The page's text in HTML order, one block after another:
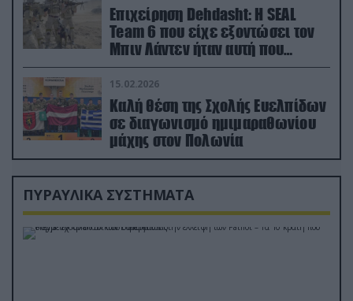
Επιχείρηση Dehdasht: Η SEAL
Team 6 που είχε εξοντώσει τον
Μπιν Λάντεν ήταν αυτή που
διέσωσε τον πιλότο του F-15
15.02.2026
Καλή θέση της Σχολής Ευελπίδων
σε διαγωνισμό ημιμαραθωνίου
μάχης στον Πολωνία
ΠΥΡΑΥΛΙΚΑ ΣΥΣΤΗΜΑΤΑ